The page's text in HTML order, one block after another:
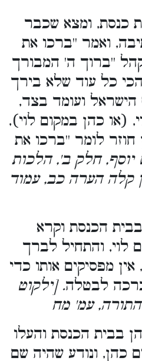
כנסת, ומצא שכבר
ואמר ''ברכו את
''ברוך ה' המבורך
כל עוד שלא בירך
ועומד בצד,
(או כהן במקום לוי),
חוזר לומר ''ברכו את
יוסף, חלק ב', הלכות
קלה הערה כב, עמוד
הכנסת וקרא
לוי, והתחיל לברך
מפסיקים אותו כדי
לבטלה. [ילקוט
התורה, עמ' מח
בבית הכנסת והעלו
כהן, ונודע שהיה שם